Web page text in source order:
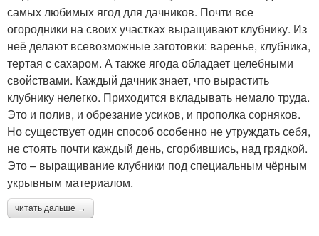
самых любимых ягод для дачников. Почти все
огородники на своих участках выращивают клубнику. Из
неё делают всевозможные заготовки: варенье, клубника,
тертая с сахаром. А также ягода обладает целебными
свойствами. Каждый дачник знает, что вырастить
клубнику нелегко. Приходится вкладывать немало труда.
Это и полив, и обрезание усиков, и прополка сорняков.
Но существует один способ особенно не утруждать себя,
не стоять почти каждый день, сгорбившись, над грядкой.
Это – выращивание клубники под специальным чёрным
укрывным материалом.
читать дальше →